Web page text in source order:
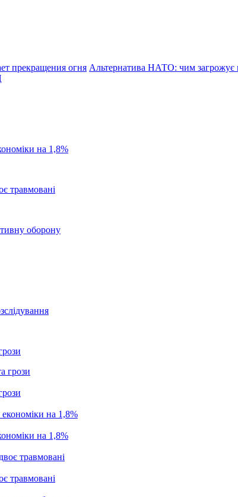
прекращения огня Альтернатива НАТО: чим загрожує
на 1,8%
травмовані
оборону
на 1,8%
травмовані